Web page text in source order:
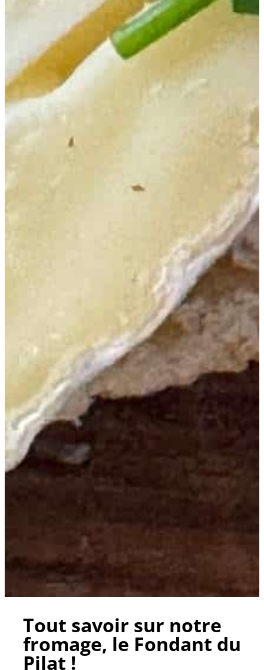
Tout savoir sur notre
fromage, le Fondant du
Pilat !